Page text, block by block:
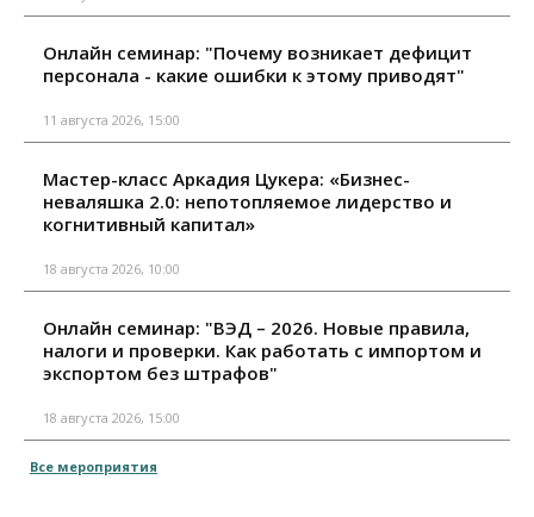
Онлайн семинар: "Почему возникает дефицит
персонала - какие ошибки к этому приводят"
11 августа 2026, 15:00
Мастер-класс Аркадия Цукера: «Бизнес-
неваляшка 2.0: непотопляемое лидерство и
когнитивный капитал»
18 августа 2026, 10:00
Онлайн семинар: "ВЭД – 2026. Новые правила,
налоги и проверки. Как работать с импортом и
экспортом без штрафов"
18 августа 2026, 15:00
Все мероприятия